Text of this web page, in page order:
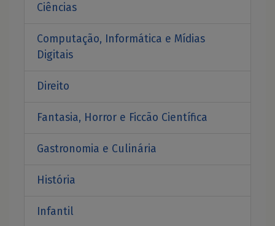
Ciências
Computação, Informática e Mídias
Digitais
Direito
Fantasia, Horror e Ficcão Científica
Gastronomia e Culinária
História
Infantil